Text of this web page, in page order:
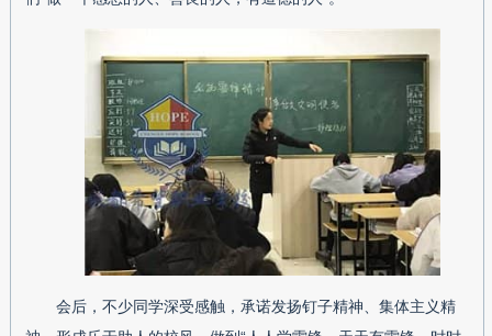
会后，不少同学深受感触，承诺发扬钉子精神、集体主义精